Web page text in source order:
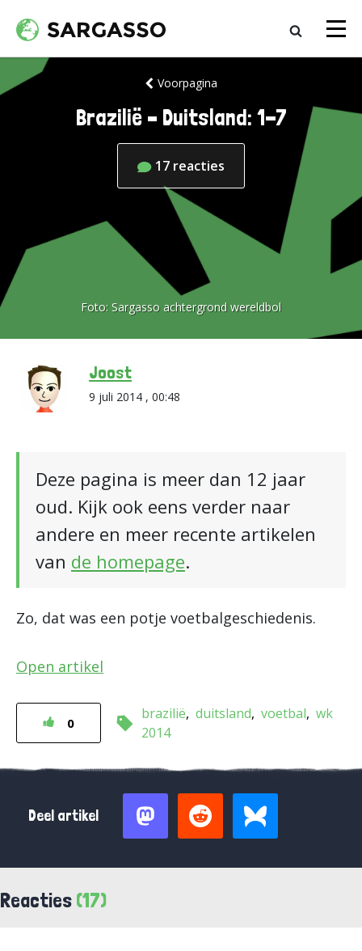
Voorpagina
Brazilië – Duitsland: 1-7
17 reacties
Foto: Sargasso achtergrond wereldbol
Joost
9 juli 2014 , 00:48
Deze pagina is meer dan 12 jaar
oud. Kijk ook eens verder naar
andere en meer recente artikelen
van de homepage.
Zo, dat was een potje voetbalgeschiedenis.
Open artikel
0
brazilië duitsland voetbal wk
2014
Deel artikel
Reacties (17)